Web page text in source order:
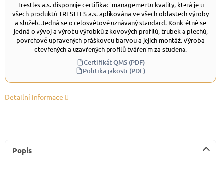
Trestles a.s. disponuje certifikací managementu kvality, která je u
všech produktů TRESTLES a.s. aplikována ve všech oblastech výroby
a služeb. Jedná se o celosvětově uznávaný standard. Konkrétně se
jedná o vývoj a výrobu výrobků z kovových profilů, trubek a plechů,
povrchově upravených práškovou barvou a jejich montáž. Výroba
otevřených a uzavřených profilů tvářením za studena.
Certifikát QMS (PDF)
Politika jakosti (PDF)
Detailní informace
Popis